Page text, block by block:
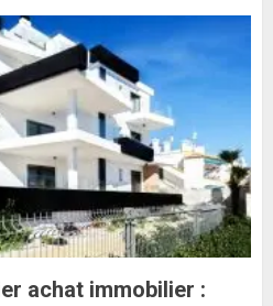
achat immobilier :